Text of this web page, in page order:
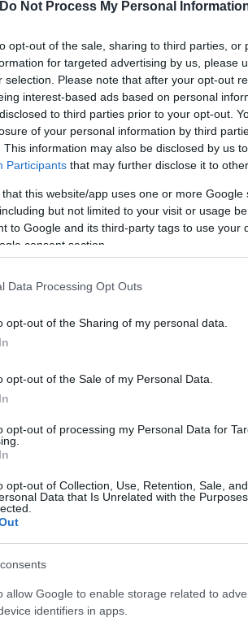
Do Not Process My Personal
opt-out of the sale, sharing to third parties, or
for targeted advertising by us, please
selection. Please note that after your opt-out
interest-based ads based on personal
to third parties prior to your opt-out.
of your personal information by third
This information may also be disclosed by us
Participants that may further disclose it to
that this website/app uses one or more
but not limited to your visit or usage
to Google and its third-party tags to use your
consent section.
Data Processing Opt Outs
opt-out of the Sharing of my personal data.
opt-out of the Sale of my Personal Data.
opt-out of processing my Personal Data for
opt-out of Collection, Use, Retention, Sale,
Data that Is Unrelated with the
allow Google to enable storage related to
identifiers in apps.
Flash.grστην αναζήτηση της
στην παρουσίαση του
κόσμου στο γήπεδο
(video)
Skin